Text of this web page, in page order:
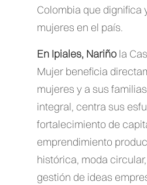
Colombia que dignifica
mujeres en el país.
En Ipiales, Nariño la
Mujer beneficia
mujeres y a sus
integral, centra sus
fortalecimiento de
emprendimiento
histórica, moda
gestión de ideas